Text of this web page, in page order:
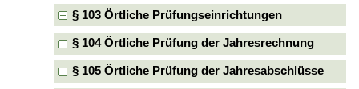
§ 103 Örtliche Prüfungseinrichtungen
§ 104 Örtliche Prüfung der Jahresrechnung
§ 105 Örtliche Prüfung der Jahresabschlüsse